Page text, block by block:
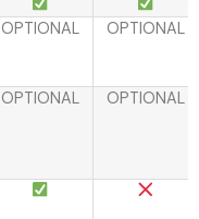
OPTIONAL OPTIONAL
OPTIONAL OPTIONAL